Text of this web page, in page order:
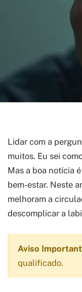
Lidar com a
muitos. Eu sei
Mas a boa notícia
bem-estar. Neste
melhoram a
descomplicar a
Aviso
qualificado.